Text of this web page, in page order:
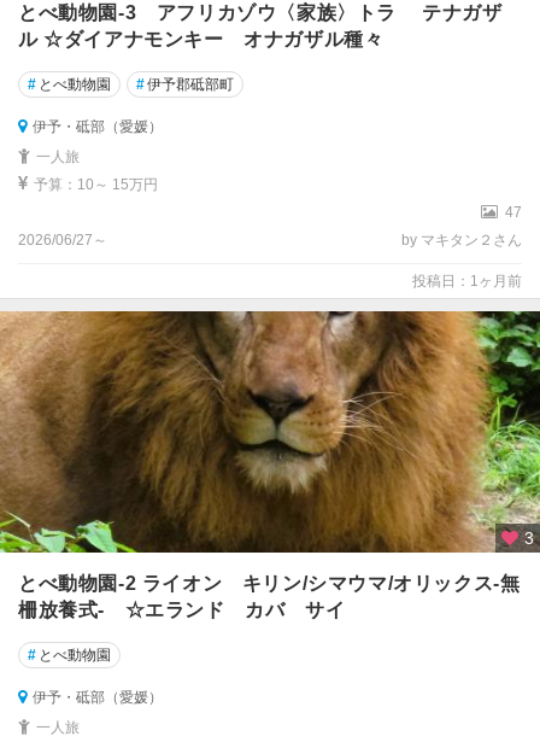
とべ動物園-3 アフリカゾウ〈家族〉トラ テナガザ
ル ☆ダイアナモンキー オナガザル種々
# とべ動物園 #伊予郡砥部町
伊予・砥部（愛媛）
一人旅
予算：10～ 15万円
47
2026/06/27～
by マキタン２さん
投稿日：1ヶ月前
3
とべ動物園-2 ライオン キリン/シマウマ/オリックス-無
柵放養式- ☆エランド カバ サイ
# とべ動物園
伊予・砥部（愛媛）
一人旅